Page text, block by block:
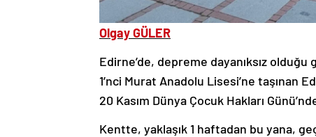
Olgay GÜLER
Edirne’de, depreme dayanıksız
1’nci Murat Anadolu Lisesi’ne taşınan
20 Kasım Dünya Çocuk Hakları
Kentte, yaklaşık 1 haftadan bu yana,